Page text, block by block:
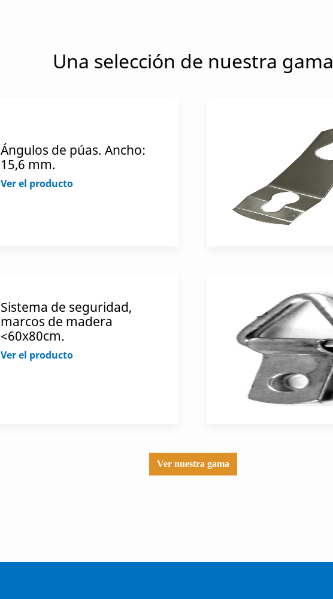
Una selección de nuestra gama
Ángulos de púas. Ancho:
15,6 mm.
Ver el producto
Sistema de seguridad,
marcos de madera
<60x80cm.
Ver el producto
Ver nuestra gama